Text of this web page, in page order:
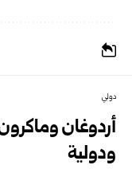
دولي
أردوغان
ودولية